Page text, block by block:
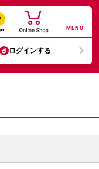
MENU
ログインする